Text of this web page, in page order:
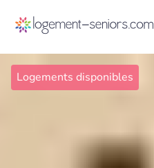
Logements disponibles